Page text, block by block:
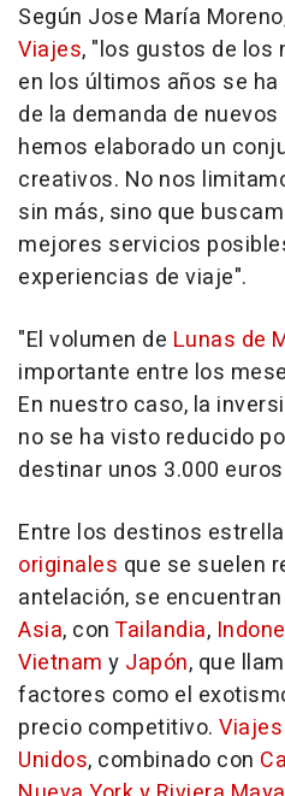
Según Jose María
Viajes, "los gustos de los
en los últimos años se
de la demanda de
hemos elaborado un
creativos. No nos
sin más, sino que
mejores servicios
experiencias de viaje".
"El volumen de Lunas de
importante entre los
En nuestro caso, la
no se ha visto reducido
destinar unos 3.000
Entre los destinos
originales que se suelen
antelación, se
Asia, conTailandia,
Vietnam y Japón, que
factores como el
precio competitivo.
Unidos, combinado con